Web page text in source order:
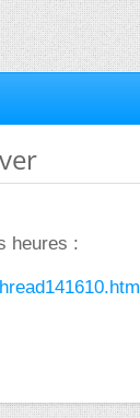
heures :